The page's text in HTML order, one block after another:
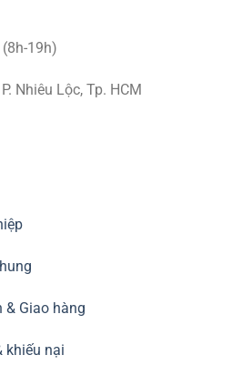
(8h-19h)
Nhiêu Lộc, Tp. HCM
& Giao hàng
khiếu nại